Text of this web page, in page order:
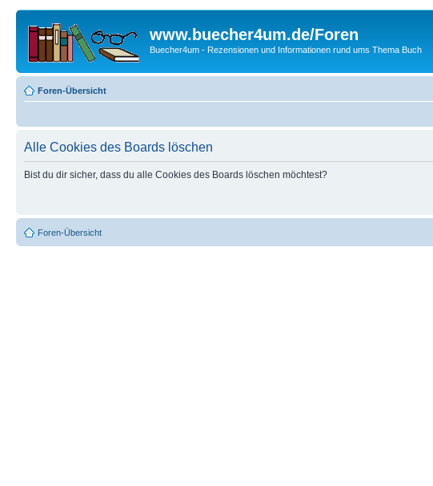
www.buecher4um.de/Foren
Buecher4um - Rezensionen und Informationen rund ums Thema Buch
Foren-Übersicht
Alle Cookies des Boards löschen
Bist du dir sicher, dass du alle Cookies des Boards löschen möchtest?
Foren-Übersicht